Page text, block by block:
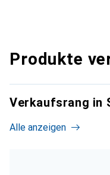
Produkte
Verkaufsrang in
Alle anzeigen